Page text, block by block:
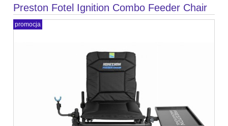
Preston Fotel Ignition Combo Feeder Chair
promocja